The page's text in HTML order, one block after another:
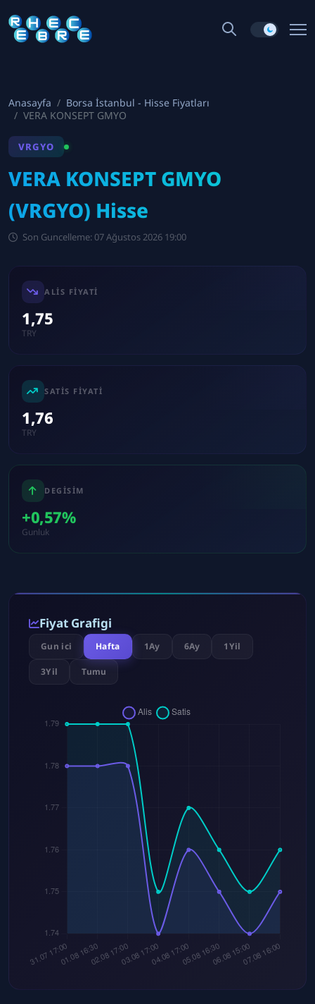
Anasayfa
Borsa İstanbul - Hisse Fiyatları
VERA KONSEPT GMYO
VRGYO
VERA KONSEPT GMYO
(VRGYO) Hisse
Son Guncelleme: 07 Ağustos 2026 19:00
ALIS FIYATI
1,75
TRY
SATIS FIYATI
1,76
TRY
DEGISIM
+0,57%
Gunluk
Fiyat Grafigi
Gun ici Hafta 1Ay 6Ay 1Yil
3Yil Tumu